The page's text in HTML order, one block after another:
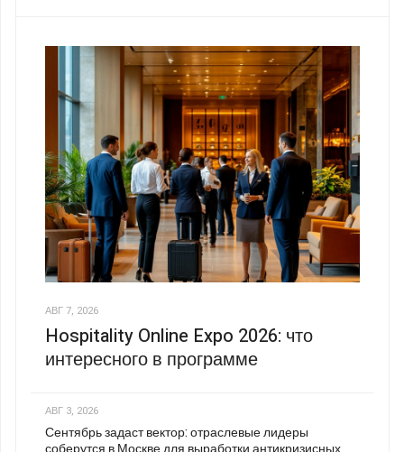
АВГ 7, 2026
Hospitality Online Expo 2026: что
интересного в программе
АВГ 3, 2026
Сентябрь задаст вектор: отраслевые лидеры